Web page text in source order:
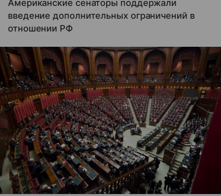
Американские сенаторы поддержали
введение дополнительных ограничений в
отношении РФ